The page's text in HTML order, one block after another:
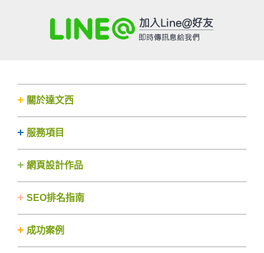
關於達文西
服務項目
網頁設計作品
SEO排名指南
成功案例